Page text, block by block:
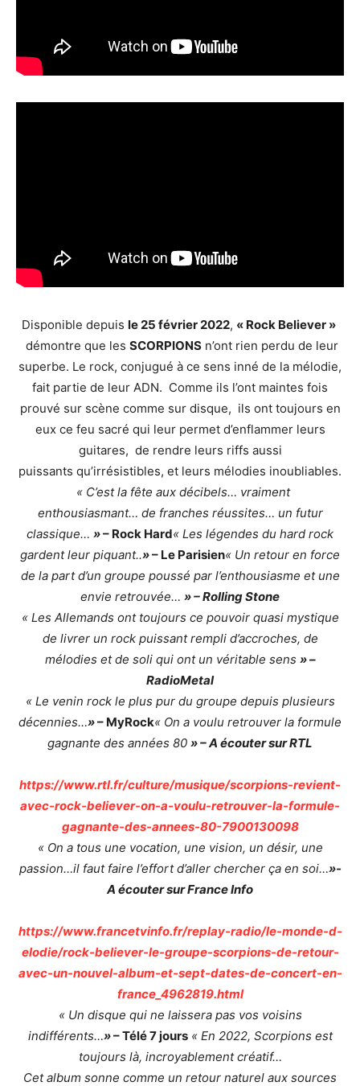
Disponible depuis le 25 février 2022, « Rock Believer »
démontre que les SCORPIONSn’ont rien perdu de leur
superbe. Le rock, conjugué à ce sens inné de la mélodie,
fait partie de leur ADN. Comme ils l’ont maintes fois
prouvé sur scène comme sur disque, ils ont toujours en
eux ce feu sacré qui leur permet d’enflammer leurs
guitares, de rendre leurs riffs aussi
puissants qu’irrésistibles, et leurs mélodies inoubliables.
« C’est la fête aux décibels… vraiment
enthousiasmant… de franches réussites… un futur
classique… »– Rock Hard« Les légendes du hard rock
gardent leur piquant..»– Le Parisien« Un retour en force
de la part d’un groupe poussé par l’enthousiasme et une
envie retrouvée… » – Rolling Stone
« Les Allemands ont toujours ce pouvoir quasi mystique
de livrer un rock puissant rempli d’accroches, de
mélodies et de soli qui ont un véritable sens » –
RadioMetal
« Le venin rock le plus pur du groupe depuis plusieurs
décennies…»– MyRock« On a voulu retrouver la formule
gagnante des années 80 » – A écouter sur RTL
https://www.rtl.fr/culture/musique/scorpions-revient-
avec-rock-believer-on-a-voulu-retrouver-la-formule-
gagnante-des-annees-80-7900130098
« On a tous une vocation, une vision, un désir, une
passion…il faut faire l’effort d’aller chercher ça en soi…»-
A écouter sur France Info
https://www.francetvinfo.fr/replay-radio/le-monde-d-
elodie/rock-believer-le-groupe-scorpions-de-retour-
avec-un-nouvel-album-et-sept-dates-de-concert-en-
france_4962819.html
« Un disque qui ne laissera pas vos voisins
indifférents…»– Télé 7 jours« En 2022, Scorpions est
toujours là, incroyablement créatif…
Cet album sonne comme un retour naturel aux sources